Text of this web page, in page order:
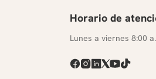
Horario de
Lunes a viernes 8:00